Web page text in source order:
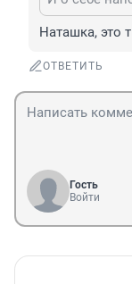
Наташка, это
ОТВЕТИТЬ
Гость
Войти